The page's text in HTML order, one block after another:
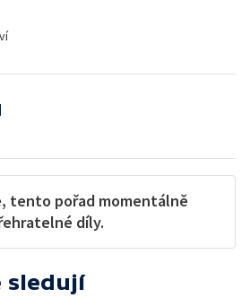
tento pořad momentálně
díly.
sledují